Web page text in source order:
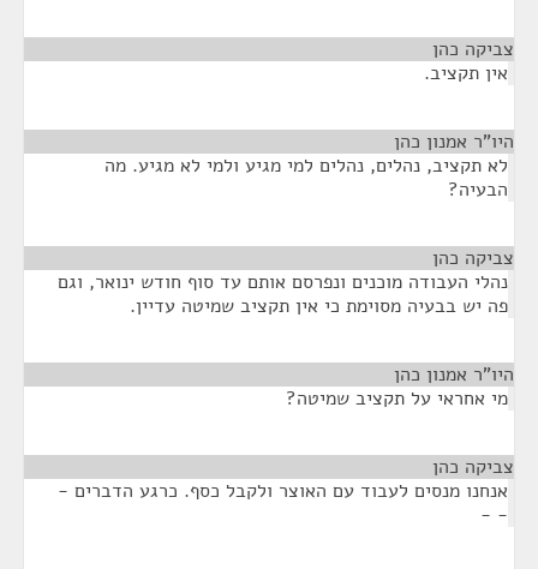
צביקה כהן
אין תקציב.
היו"ר אמנון כהן
לא תקציב, נהלים, נהלים למי מגיע ולמי לא מגיע. מה
הבעיה?
צביקה כהן
נהלי העבודה מוכנים ונפרסם אותם עד סוף חודש ינואר, וגם
פה יש בבעיה מסוימת כי אין תקציב שמיטה עדיין.
היו"ר אמנון כהן
מי אחראי על תקציב שמיטה?
צביקה כהן
אנחנו מנסים לעבוד עם האוצר ולקבל כסף. כרגע הדברים -
- -